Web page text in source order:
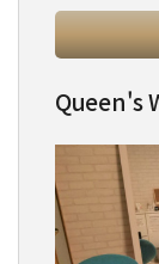
Queen's